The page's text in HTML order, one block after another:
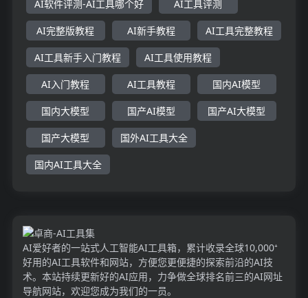
AI软件评测-AI工具哪个好 AI工具评测
AI完整版教程 AI新手教程 AI工具完整教程
AI工具新手入门教程 AI工具使用教程
AI入门教程 AI工具教程 国内AI模型
国内大模型 国产AI模型 国产AI大模型
国产大模型 国外AI工具大全
国内AI工具大全
AI爱好者的一站式人工智能AI工具箱，累计收录全球10,000⁺
好用的AI工具软件和网站，方便您更便捷的探索前沿的AI技
术。本站持续更新好的AI应用，力争做全球排名前三的AI网址
导航网站，欢迎您成为我们的一员。